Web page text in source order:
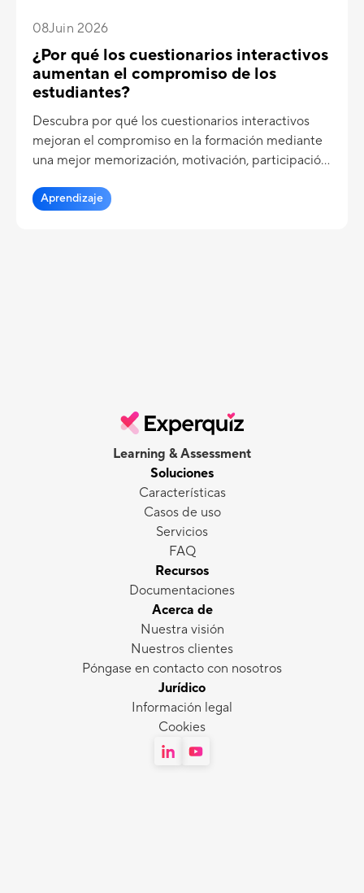
08Juin 2026
¿Por qué los cuestionarios interactivos
aumentan el compromiso de los
estudiantes?
Descubra por qué los cuestionarios interactivos
mejoran el compromiso en la formación mediante
una mejor memorización, motivación, participación,
Aprendizaje
Learning & Assessment
Soluciones
Características
Casos de uso
Servicios
FAQ
Recursos
Documentaciones
Acerca de
Nuestra visión
Nuestros clientes
Póngase en contacto con nosotros
Jurídico
Información legal
Cookies